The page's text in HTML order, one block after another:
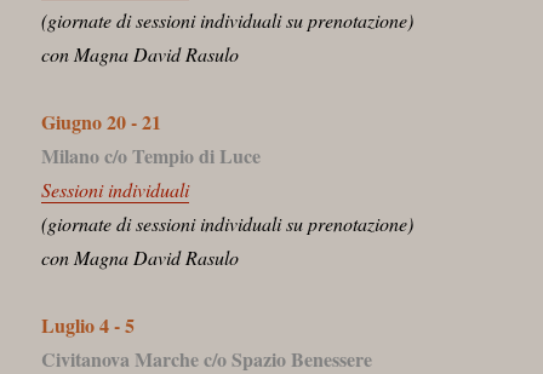
(giornate di sessioni individuali su prenotazione)
con Magna David Rasulo
Giugno 20 - 21
Milano c/o Tempio di Luce
Sessioni individuali
(giornate di sessioni individuali su prenotazione)
con Magna David Rasulo
Luglio 4 - 5
Civitanova Marche c/o Spazio Benessere